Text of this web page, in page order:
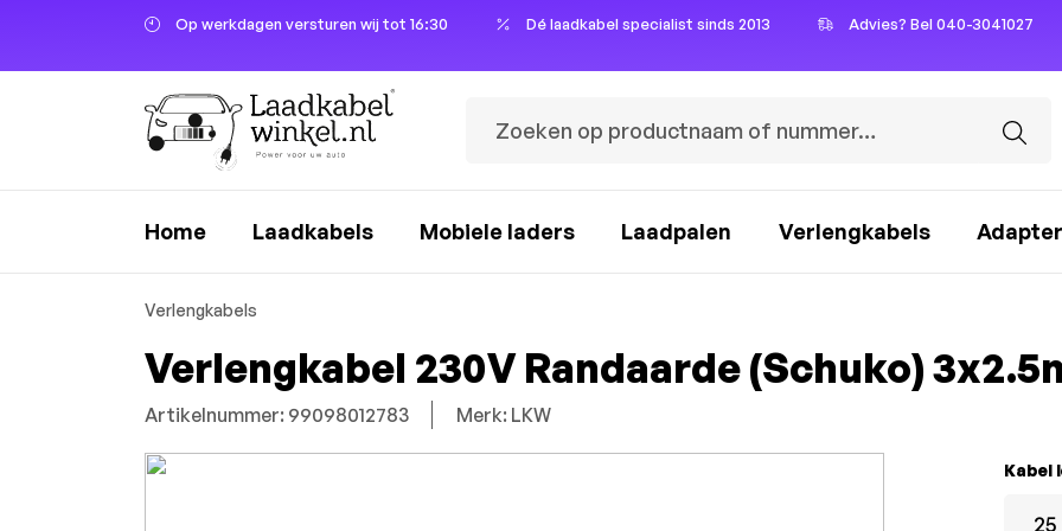
Op werkdagen versturen wij tot 16:30 Dé laadkabel specialist sinds 2013
Advies? Bel 040-3041027
Home Laadkabels Mobiele laders Laadpalen Verlengkabels
Verlengkabels
Verlengkabel 230V Randaarde (Schuko)
Artikelnummer: 99098012783 Merk: LKW
Afbeeldingengalerij overslaan Kabel